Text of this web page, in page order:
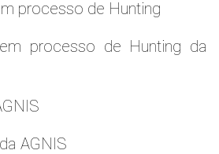
processo de Hunting
processo de Hunting da
AGNIS